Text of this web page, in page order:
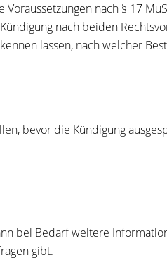
nach § 17
nach beiden
lassen, nach welcher
bevor die Kündigung
bei Bedarf weitere
gibt.